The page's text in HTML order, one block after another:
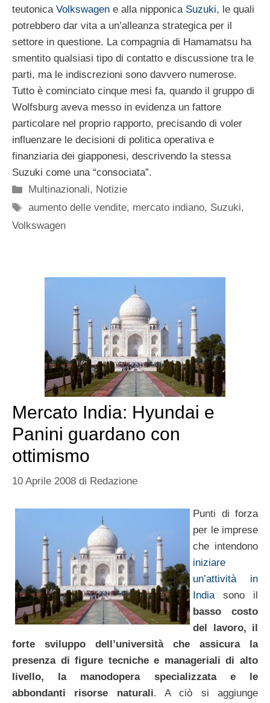
teutonica Volkswagen e alla nipponica Suzuki, le quali
potrebbero dar vita a un’alleanza strategica per il
settore in questione. La compagnia di Hamamatsu ha
smentito qualsiasi tipo di contatto e discussione tra le
parti, ma le indiscrezioni sono davvero numerose.
Tutto è cominciato cinque mesi fa, quando il gruppo di
Wolfsburg aveva messo in evidenza un fattore
particolare nel proprio rapporto, precisando di voler
influenzare le decisioni di politica operativa e
finanziaria dei giapponesi, descrivendo la stessa
Suzuki come una “consociata”.
Categorie
Multinazionali, Notizie
Tag
aumento delle vendite, mercato indiano, Suzuki,
Volkswagen
Mercato India: Hyundai e
Panini guardano con
ottimismo
10 Aprile 2008 di Redazione
Punti di forza
per le imprese
che intendono
iniziare
un’attività in
Indiasono il
basso costo
del lavoro, il
forte sviluppo dell’università che assicura la
presenza di figure tecniche e manageriali di alto
livello, la manodopera specializzata e le
abbondanti risorse naturali. A ciò si aggiunge